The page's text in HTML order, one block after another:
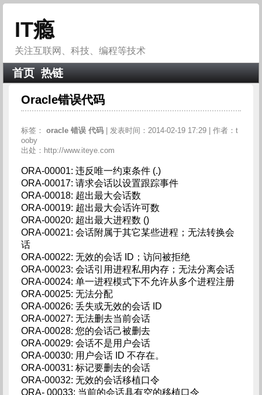
IT瘾
关注互联网、科技、编程等技术
首页 热链
Oracle错误代码
标签： oracle 错误 代码
| 发表时间：2014-02-19 17:29 | 作者：t
ooby
出处：http://www.iteye.com
ORA-00001: 违反唯一约束条件 (.)
ORA-00017: 请求会话以设置跟踪事件
ORA-00018: 超出最大会话数
ORA-00019: 超出最大会话许可数
ORA-00020: 超出最大进程数 ()
ORA-00021: 会话附属于其它某些进程；无法转换会
话
ORA-00022: 无效的会话 ID；访问被拒绝
ORA-00023: 会话引用进程私用内存；无法分离会话
ORA-00024: 单一进程模式下不允许从多个进程注册
ORA-00025: 无法分配
ORA-00026: 丢失或无效的会话 ID
ORA-00027: 无法删去当前会话
ORA-00028: 您的会话己被删去
ORA-00029: 会话不是用户会话
ORA-00030: 用户会话 ID 不存在。
ORA-00031: 标记要删去的会话
ORA-00032: 无效的会话移植口令
ORA- 00033: 当前的会话具有空的移植口令